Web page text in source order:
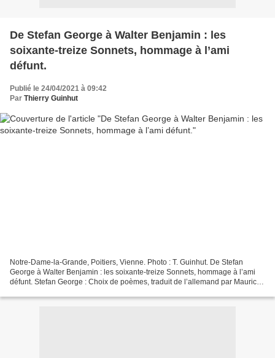
De Stefan George à Walter Benjamin : les
soixante-treize Sonnets, hommage à l’ami
défunt.
Publié le 24/04/2021 à 09:42
Par Thierry Guinhut
Notre-Dame-la-Grande, Poitiers, Vienne. Photo : T. Guinhut. De Stefan
George à Walter Benjamin : les soixante-treize Sonnets, hommage à l’ami
défunt. Stefan George : Choix de poèmes, traduit de l’allemand par Maurice